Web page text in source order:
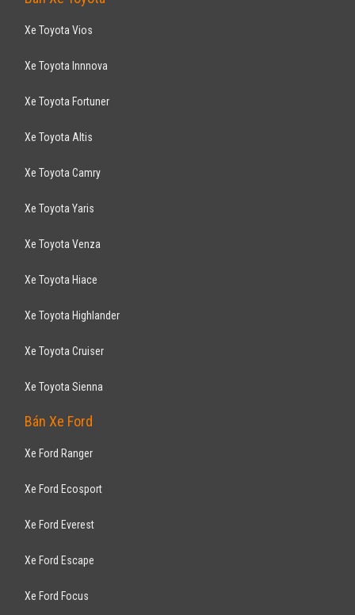
Xe Toyota Vios
Xe Toyota Innnova
Xe Toyota Fortuner
Xe Toyota Altis
Xe Toyota Camry
Xe Toyota Yaris
Xe Toyota Venza
Xe Toyota Hiace
Xe Toyota Highlander
Xe Toyota Cruiser
Xe Toyota Sienna
Bán Xe Ford
Xe Ford Ranger
Xe Ford Ecosport
Xe Ford Everest
Xe Ford Escape
Xe Ford Focus